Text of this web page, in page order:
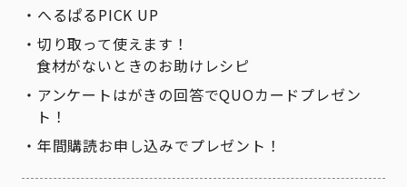
へるぱるPICK UP
切り取って使えます！
食材がないときのお助けレシピ
アンケートはがきの回答でQUOカードプレゼン
ト！
年間購読お申し込みでプレゼント！